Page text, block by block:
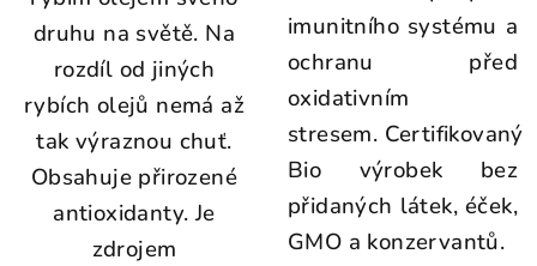
druhu na světě. Na
rozdíl od jiných
rybích olejů nemá až
tak výraznou chuť.
Obsahuje přirozené
antioxidanty. Je
zdrojem
imunitního systému a
ochranu před
oxidativním
stresem. Certifikovaný
Bio výrobek bez
přidaných látek, éček,
GMO a konzervantů.